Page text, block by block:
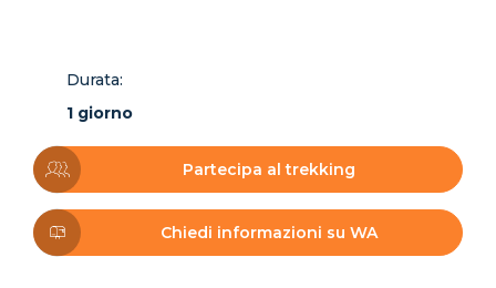
Durata:
1 giorno
Partecipa al trekking
Chiedi informazioni su WA